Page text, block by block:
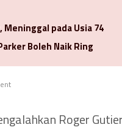
pada Usia 74
Boleh Naik Ring
Roger